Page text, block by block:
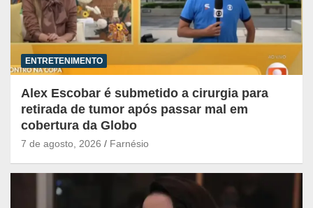
ENTRETENIMENTO
Alex Escobar é submetido a cirurgia para
retirada de tumor após passar mal em
cobertura da Globo
7 de agosto, 2026 Farnésio